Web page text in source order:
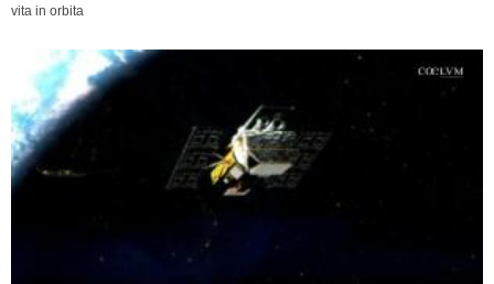
vita in orbita